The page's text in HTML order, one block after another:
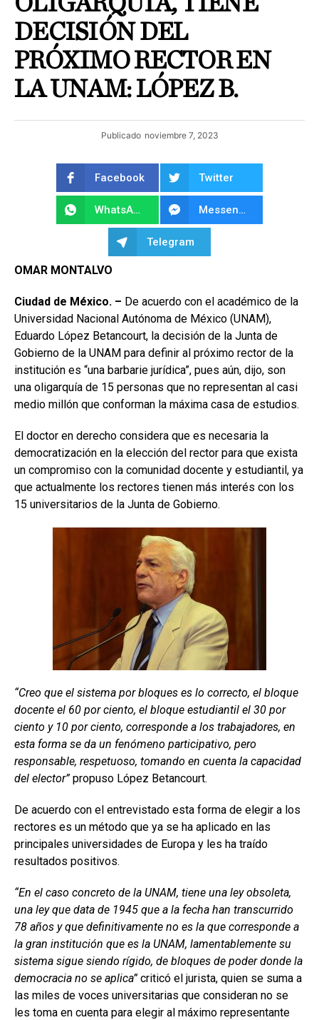
DECISIÓN DEL
PRÓXIMO RECTOR EN
LA UNAM: LÓPEZ B.
Publicado noviembre 7, 2023
Facebook Twitter
WhatsApp Messenger
Telegram
OMAR MONTALVO
Ciudad de México. – De acuerdo con el académico de la
Universidad Nacional Autónoma de México (UNAM),
Eduardo López Betancourt, la decisión de la Junta de
Gobierno de la UNAM para definir al próximo rector de la
institución es “una barbarie jurídica”, pues aún, dijo, son
una oligarquía de 15 personas que no representan al casi
medio millón que conforman la máxima casa de estudios.
El doctor en derecho considera que es necesaria la
democratización en la elección del rector para que exista
un compromiso con la comunidad docente y estudiantil, ya
que actualmente los rectores tienen más interés con los
15 universitarios de la Junta de Gobierno.
“Creo que el sistema por bloques es lo correcto, el bloque
docente el 60 por ciento, el bloque estudiantil el 30 por
ciento y 10 por ciento, corresponde a los trabajadores, en
esta forma se da un fenómeno participativo, pero
responsable, respetuoso, tomando en cuenta la capacidad
del elector”propuso López Betancourt.
De acuerdo con el entrevistado esta forma de elegir a los
rectores es un método que ya se ha aplicado en las
principales universidades de Europa y les ha traído
resultados positivos.
“En el caso concreto de la UNAM, tiene una ley obsoleta,
una ley que data de 1945 que a la fecha han transcurrido
78 años y que definitivamente no es la que corresponde a
la gran institución que es la UNAM, lamentablemente su
sistema sigue siendo rígido, de bloques de poder donde la
democracia no se aplica”criticó el jurista, quien se suma a
las miles de voces universitarias que consideran no se
les toma en cuenta para elegir al máximo representante